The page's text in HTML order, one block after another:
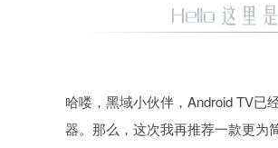
哈喽，黑域小伙伴，Android TV已
器。那么，这次我再推荐一款更